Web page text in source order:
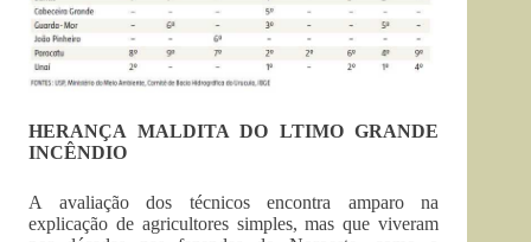
HERANÇA MALDITA DO LTIMO GRANDE
INCÊNDIO
A avaliação dos técnicos encontra amparo na
explicação de agricultores simples, mas que viveram